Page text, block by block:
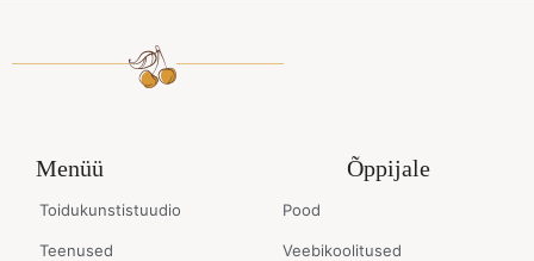
Menüü
Toidukunstistuudio
Teenused
Õppijale
Pood
Veebikoolitused